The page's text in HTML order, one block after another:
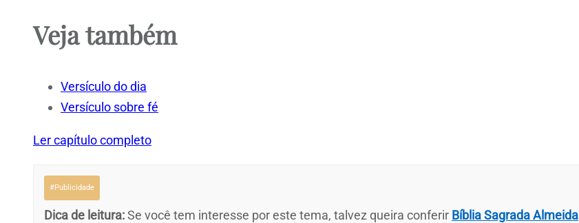
Veja também
Versículo do dia
Versículo sobre fé
Ler capítulo completo
#Publicidade
Dica de leitura:Se você tem interesse por este tema, talvez queira conferir Bíblia Sagrada Almeida